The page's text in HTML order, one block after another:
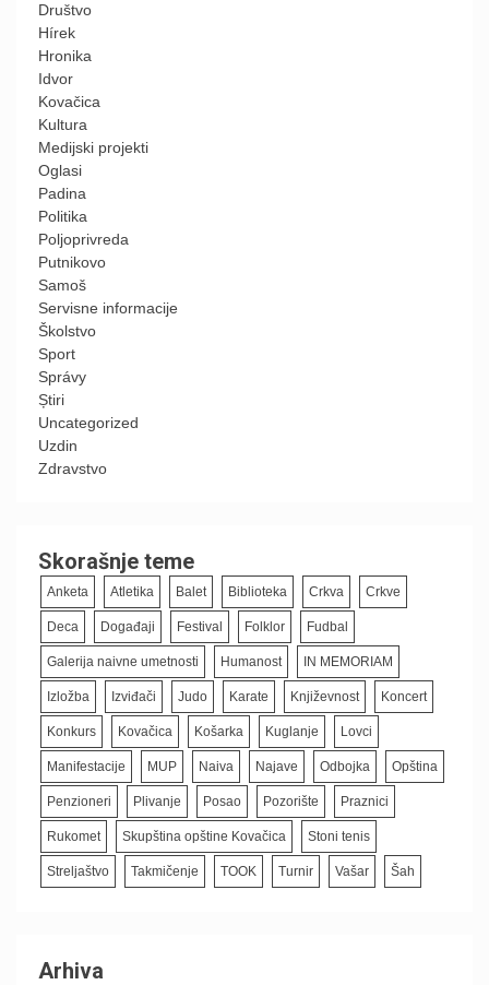
Društvo
Hírek
Hronika
Idvor
Kovačica
Kultura
Medijski projekti
Oglasi
Padina
Politika
Poljoprivreda
Putnikovo
Samoš
Servisne informacije
Školstvo
Sport
Správy
Știri
Uncategorized
Uzdin
Zdravstvo
Skorašnje teme
Anketa Atletika Balet Biblioteka Crkva Crkve
Deca Događaji Festival Folklor Fudbal
Galerija naivne umetnosti Humanost IN MEMORIAM
Izložba Izviđači Judo Karate Književnost Koncert
Konkurs Kovačica Košarka Kuglanje Lovci
Manifestacije MUP Naiva Najave Odbojka Opština
Penzioneri Plivanje Posao Pozorište Praznici
Rukomet Skupština opštine Kovačica Stoni tenis
Streljaštvo Takmičenje TOOK Turnir Vašar Šah
Arhiva